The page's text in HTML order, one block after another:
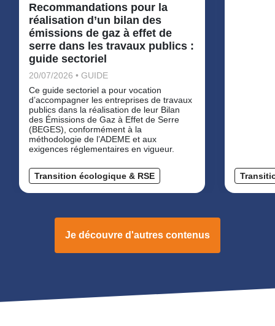
Recommandations pour la
réalisation d’un bilan des
émissions de gaz à effet de
serre dans les travaux publics :
guide sectoriel
20/07/2026 • GUIDE
Ce guide sectoriel a pour vocation
d’accompagner les entreprises de travaux
publics dans la réalisation de leur Bilan
des Émissions de Gaz à Effet de Serre
(BEGES), conformément à la
méthodologie de l’ADEME et aux
exigences réglementaires en vigueur.
Transition écologique & RSE
Je découvre d'autres contenus